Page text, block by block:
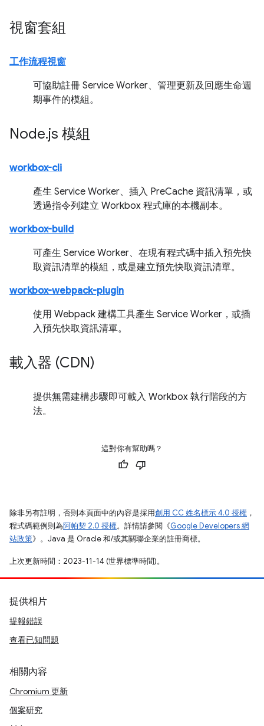
視窗套組
工作流程視窗
可協助註冊 Service Worker、管理更新及回應生命週
期事件的模組。
Node.js 模組
workbox-cli
產生 Service Worker、插入 PreCache 資訊清單，或
透過指令列建立 Workbox 程式庫的本機副本。
workbox-build
可產生 Service Worker、在現有程式碼中插入預先快
取資訊清單的模組，或是建立預先快取資訊清單。
workbox-webpack-plugin
使用 Webpack 建構工具產生 Service Worker，或插
入預先快取資訊清單。
載入器 (CDN)
提供無需建構步驟即可載入 Workbox 執行階段的方
法。
這對你有幫助嗎？
除非另有註明，否則本頁面中的內容是採用創用 CC 姓名標示 4.0 授權 ，
程式碼範例則為阿帕契 2.0 授權。詳情請參閱《Google Developers 網
站政策》。Java 是 Oracle 和/或其關聯企業的註冊商標。
上次更新時間：2023-11-14 (世界標準時間)。
提供相片
提報錯誤
查看已知問題
相關內容
Chromium 更新
個案研究